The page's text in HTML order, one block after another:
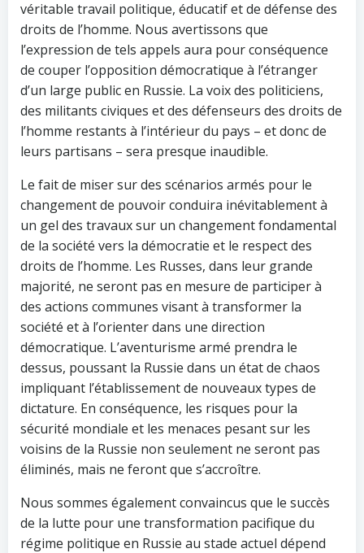
véritable travail politique, éducatif et de défense des
droits de l’homme. Nous avertissons que
l’expression de tels appels aura pour conséquence
de couper l’opposition démocratique à l’étranger
d’un large public en Russie. La voix des politiciens,
des militants civiques et des défenseurs des droits de
l’homme restants à l’intérieur du pays – et donc de
leurs partisans – sera presque inaudible.
Le fait de miser sur des scénarios armés pour le
changement de pouvoir conduira inévitablement à
un gel des travaux sur un changement fondamental
de la société vers la démocratie et le respect des
droits de l’homme. Les Russes, dans leur grande
majorité, ne seront pas en mesure de participer à
des actions communes visant à transformer la
société et à l’orienter dans une direction
démocratique. L’aventurisme armé prendra le
dessus, poussant la Russie dans un état de chaos
impliquant l’établissement de nouveaux types de
dictature. En conséquence, les risques pour la
sécurité mondiale et les menaces pesant sur les
voisins de la Russie non seulement ne seront pas
éliminés, mais ne feront que s’accroître.
Nous sommes également convaincus que le succès
de la lutte pour une transformation pacifique du
régime politique en Russie au stade actuel dépend